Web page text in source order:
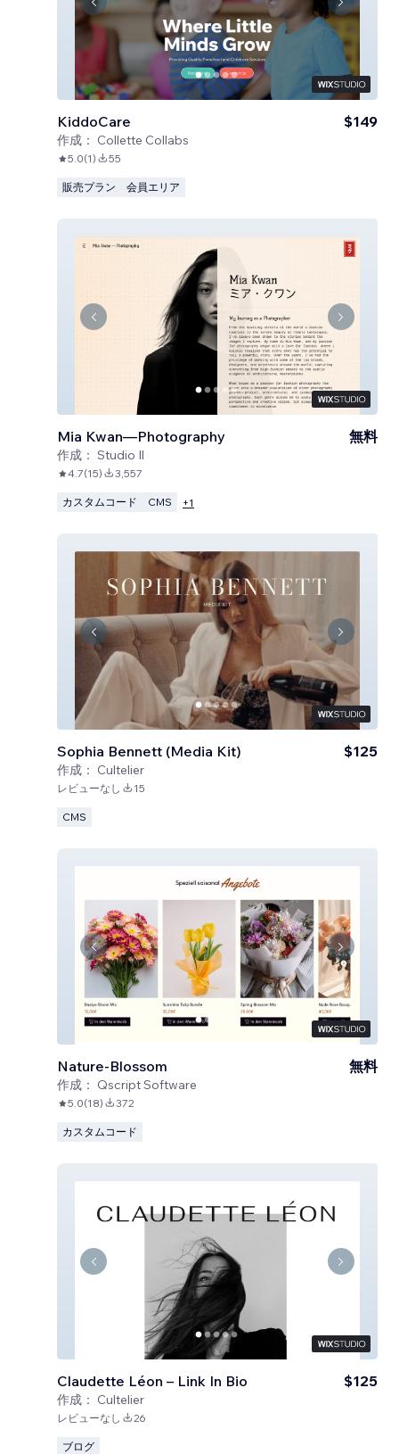
KiddoCare
作成： Collette Collabs
$149
5.0(1) 55
販売プラン 会員エリア
Mia Kwan—Photography
作成： Studio Il
無料
4.7(15) 3,557
カスタムコード CMS +1
Sophia Bennett (Media Kit)
作成： Cultelier
$125
レビューなし 15
CMS
Nature-Blossom
作成： Qscript Software
無料
5.0(18) 372
カスタムコード
Claudette Léon – Link In Bio
作成： Cultelier
$125
レビューなし 26
ブログ